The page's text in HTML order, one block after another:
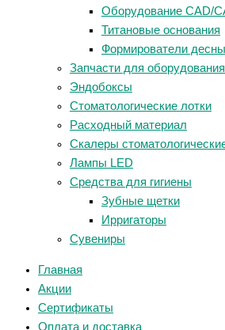
Оборудование CAD/
Титановые основания
Формирователи десны
Запчасти для оборудования
Эндобоксы
Стоматологические лотки
Расходный материал
Скалеры
Лампы LED
Средства для гигиены
Зубные щетки
Ирригаторы
Сувениры
Главная
Акции
Сертификаты
Оплата и доставка